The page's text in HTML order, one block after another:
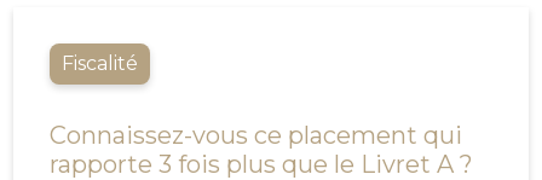
Fiscalité
Connaissez-vous ce placement qui
rapporte 3 fois plus que le Livret A ?